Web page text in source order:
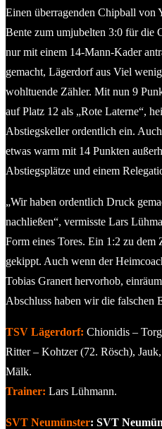
Einen überragenden Chipball von
Bente zum umjubelten 3:0 für die
nur mit einem 14-Mann-Kader
gemacht, Lägerdorf aus Viel
wohltuende Zähler. Mit nun 9
auf Platz 12 als „Rote Laterne“,
Abstiegskeller ordentlich ein.
etwas warm mit 14 Punkten
Abstiegsplätze und einem
„Wir haben ordentlich Druck
nachließen“, vermisste Lars
Form eines Tores. Ein 1:2 zu dem
gekippt. Auch wenn der
Tobias Granert hervorhob,
Abschluss haben wir die falschen
TSV Lägerdorf: Chionidis –
Ritter – Kohtzer (72. Rösch),
Mälk.
Trainer: Lars Lühmann.
SVT Neumünster: SVT